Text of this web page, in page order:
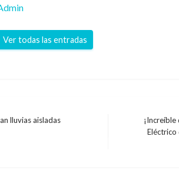
Ver todas las entradas
lluvias aisladas
Eléctrico